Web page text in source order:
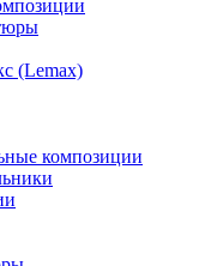
(Lemax)
композиции